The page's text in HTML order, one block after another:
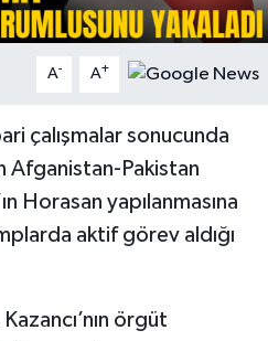
A- A+
çalışmalar sonucunda
Afganistan-Pakistan
Horasan yapılanmasına
aktif görev aldığı
örgüt